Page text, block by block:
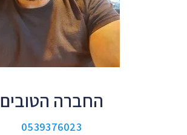
החברה הטובים
0539376023